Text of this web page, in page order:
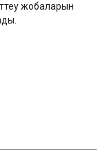
жобаларын